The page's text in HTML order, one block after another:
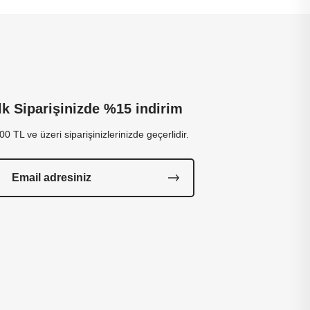
Siparişinizde %15 indirim
TL ve üzeri siparişinizlerinizde geçerlidir.